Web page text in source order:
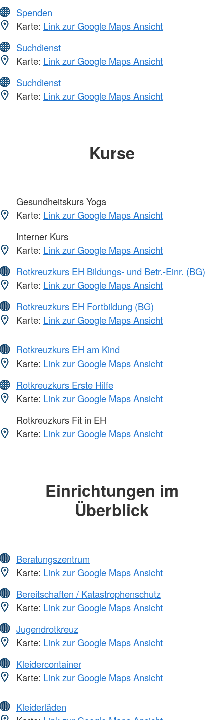
Spenden
Karte: Link zur Google Maps Ansicht
Suchdienst
Karte: Link zur Google Maps Ansicht
Suchdienst
Karte: Link zur Google Maps Ansicht
Kurse
Gesundheitskurs Yoga
Karte: Link zur Google Maps Ansicht
Interner Kurs
Karte: Link zur Google Maps Ansicht
Rotkreuzkurs EH Bildungs- und Betr.-Einr. (BG)
Karte: Link zur Google Maps Ansicht
Rotkreuzkurs EH Fortbildung (BG)
Karte: Link zur Google Maps Ansicht
Rotkreuzkurs EH am Kind
Karte: Link zur Google Maps Ansicht
Rotkreuzkurs Erste Hilfe
Karte: Link zur Google Maps Ansicht
Rotkreuzkurs Fit in EH
Karte: Link zur Google Maps Ansicht
Einrichtungen im
Überblick
Beratungszentrum
Karte: Link zur Google Maps Ansicht
Bereitschaften / Katastrophenschutz
Karte: Link zur Google Maps Ansicht
Jugendrotkreuz
Karte: Link zur Google Maps Ansicht
Kleidercontainer
Karte: Link zur Google Maps Ansicht
Kleiderläden